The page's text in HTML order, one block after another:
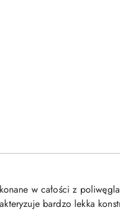
w całości z
bardzo lekka